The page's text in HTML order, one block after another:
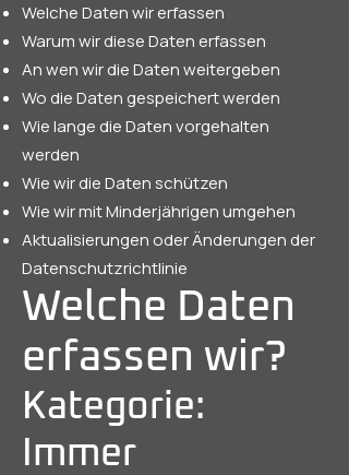
Welche Daten wir erfassen
Warum wir diese Daten erfassen
An wen wir die Daten weitergeben
Wo die Daten gespeichert werden
Wie lange die Daten vorgehalten
werden
Wie wir die Daten schützen
Wie wir mit Minderjährigen umgehen
Aktualisierungen oder Änderungen der
Datenschutzrichtlinie
Welche Daten
erfassen wir?
Kategorie:
Immer